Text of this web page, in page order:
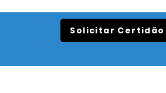
Solicitar Certidão